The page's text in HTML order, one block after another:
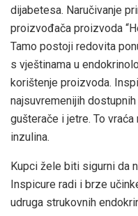
dijabetesa. Naručivanje
proizvođača proizvoda
Tamo postoji redovita
s vještinama u
korištenje proizvoda.
najsuvremenijih
gušterače i jetre. To
inzulina.
Kupci žele biti sigurni da
Inspicure radi i brze
udruga strukovnih